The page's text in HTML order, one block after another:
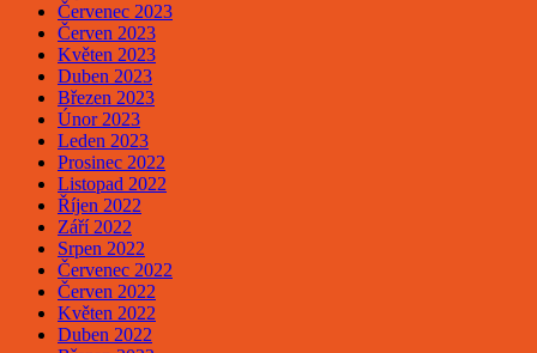
Červenec 2023
Červen 2023
Květen 2023
Duben 2023
Březen 2023
Únor 2023
Leden 2023
Prosinec 2022
Listopad 2022
Říjen 2022
Září 2022
Srpen 2022
Červenec 2022
Červen 2022
Květen 2022
Duben 2022